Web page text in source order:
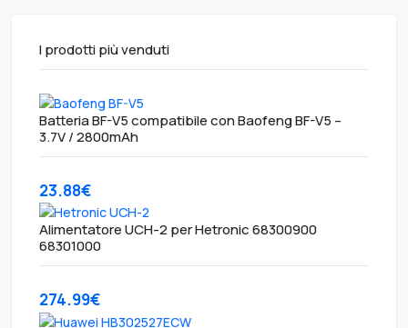
I prodotti più venduti
Batteria BF-V5 compatibile con Baofeng BF-V5 –
3.7V / 2800mAh
23.88€
Alimentatore UCH-2 per Hetronic 68300900
68301000
274.99€